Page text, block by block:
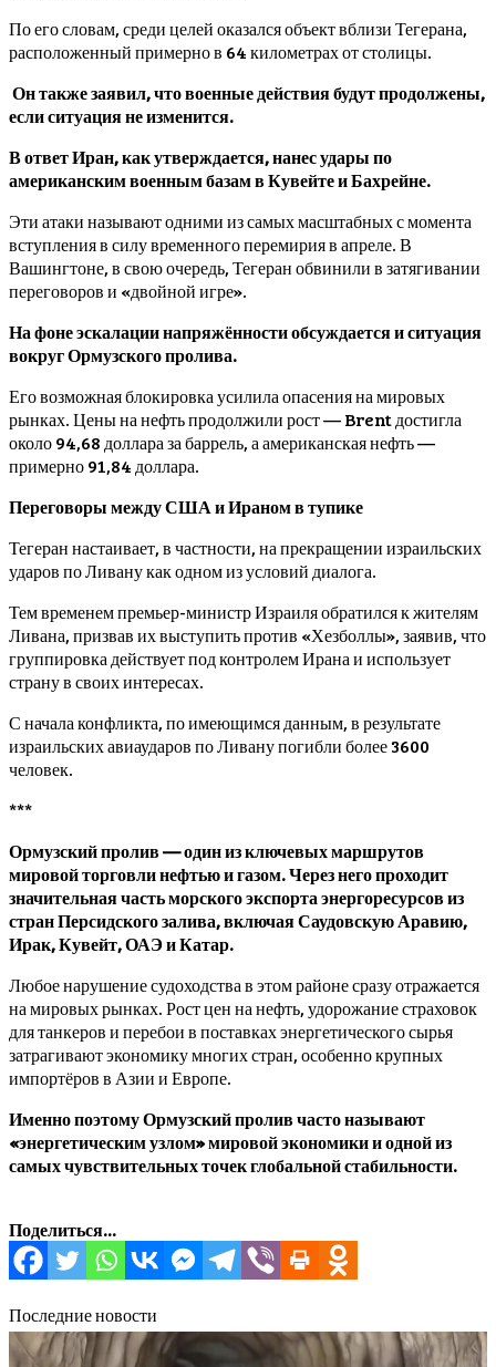
По его словам, среди целей оказался объект вблизи Тегерана,
расположенный примерно в 64 километрах от столицы.
Он также заявил, что военные действия будут продолжены,
если ситуация не изменится.
В ответ Иран, как утверждается, нанес удары по
американским военным базам в Кувейте и Бахрейне.
Эти атаки называют одними из самых масштабных с момента
вступления в силу временного перемирия в апреле. В
Вашингтоне, в свою очередь, Тегеран обвинили в затягивании
переговоров и «двойной игре».
На фоне эскалации напряжённости обсуждается и ситуация
вокруг Ормузского пролива.
Его возможная блокировка усилила опасения на мировых
рынках. Цены на нефть продолжили рост — Brent достигла
около 94,68 доллара за баррель, а американская нефть —
примерно 91,84 доллара.
Переговоры между США и Ираном в тупике
Тегеран настаивает, в частности, на прекращении израильских
ударов по Ливану как одном из условий диалога.
Тем временем премьер-министр Израиля обратился к жителям
Ливана, призвав их выступить против «Хезболлы», заявив, что
группировка действует под контролем Ирана и использует
страну в своих интересах.
С начала конфликта, по имеющимся данным, в результате
израильских авиаударов по Ливану погибли более 3600
человек.
***
Ормузский пролив — один из ключевых маршрутов
мировой торговли нефтью и газом. Через него проходит
значительная часть морского экспорта энергоресурсов из
стран Персидского залива, включая Саудовскую Аравию,
Ирак, Кувейт, ОАЭ и Катар.
Любое нарушение судоходства в этом районе сразу отражается
на мировых рынках. Рост цен на нефть, удорожание страховок
для танкеров и перебои в поставках энергетического сырья
затрагивают экономику многих стран, особенно крупных
импортёров в Азии и Европе.
Именно поэтому Ормузский пролив часто называют
«энергетическим узлом» мировой экономики и одной из
самых чувствительных точек глобальной стабильности.
Поделиться...
Последние новости